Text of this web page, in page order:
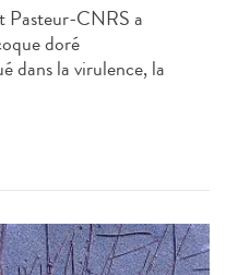
Pasteur-CNRS a
doré
dans la virulence, la